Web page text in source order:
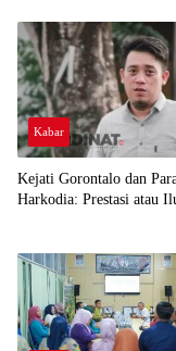
Kabar
Kejati Gorontalo dan
Harkodia: Prestasi atau